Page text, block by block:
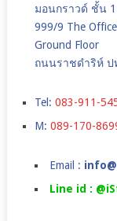
มอนกราวด์ ชั้น 1
999/9 The
Ground Floor
ถนนราชดำริห์ ป
Tel: 083-911-
M: 089-170-
Email :
Line id :